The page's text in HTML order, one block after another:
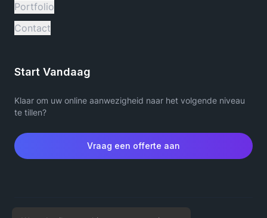
Portfolio
Contact
Start Vandaag
Klaar om uw online aanwezigheid naar het volgende niveau
te tillen?
Vraag een offerte aan